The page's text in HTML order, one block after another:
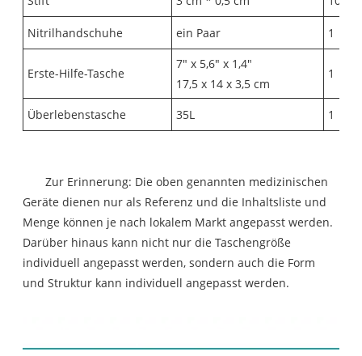
Nitrilhandschuhe ein Paar 1
Erste-Hilfe-Tasche
7" x 5,6" x 1,4"
17,5 x 14 x 3,5 cm
1
Überlebenstasche 35L 1
Zur Erinnerung: Die oben genannten medizinischen
Geräte dienen nur als Referenz und die Inhaltsliste und
Menge können je nach lokalem Markt angepasst werden.
Darüber hinaus kann nicht nur die Taschengröße
individuell angepasst werden, sondern auch die Form
und Struktur kann individuell angepasst werden.